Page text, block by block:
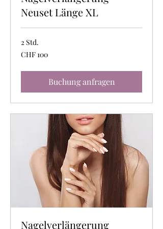
Neuset Länge XL
2 Std.
100
Schweizer
CHF 100
Buchung anfragen
Nagelverlängerung